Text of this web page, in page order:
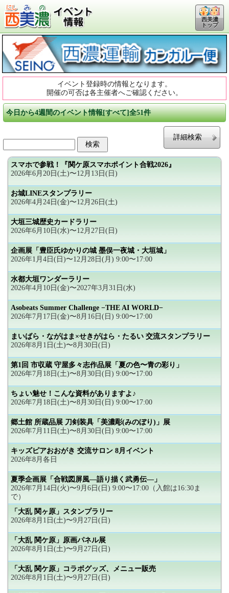
西美濃
トップ
イベント登録時の情報となります。
開催の可否は各主催者へご確認ください。
今日から4週間のイベント情報[すべて]全51件
詳細検索
スマホで参戦！『関ケ原スマホポイント合戦2026』
2026年6月20日(土)〜12月13日(日)
お城LINEスタンプラリー
2026年4月24日(金)〜12月26日(土)
大垣三城歴史カードラリー
2026年6月10日(水)〜12月27日(日)
企画展「豊臣氏ゆかりの城 墨俣一夜城・大垣城」
2026年1月4日(日)〜12月28日(月) 9:00〜17:00
水都大垣ワンダーラリー
2026年4月10日(金)〜2027年3月31日(水)
Asobeats Summer Challenge −THE AI WORLD−
2026年7月17日(金)〜8月16日(日) 9:00〜17:00
まいばら・ながはま×せきがはら・たるい 交流スタンプラリー
2026年8月1日(土)〜8月30日(日)
第1回 市収蔵 守屋多々志作品展「夏の色〜青の彩り」
2026年7月18日(土)〜8月30日(日) 9:00〜17:00
ちょい魅せ！こんな資料がありますよ♪
2026年7月18日(土)〜8月30日(日) 9:00〜17:00
郷土館 所蔵品展 刀剣装具「美濃彫(みのぼり)」展
2026年7月11日(土)〜8月30日(日) 9:00〜17:00
キッズピアおおがき 交流サロン 8月イベント
2026年8月各日
夏季企画展「合戦図屏風―語り描く武勇伝―」
2026年7月14日(火)〜9月6日(日) 9:00〜17:00（入館は16:30ま
で）
「大乱 関ヶ原」スタンプラリー
2026年8月1日(土)〜9月27日(日)
「大乱 関ケ原」原画パネル展
2026年8月1日(土)〜9月27日(日)
「大乱 関ケ原」コラボグッズ、メニュー販売
2026年8月1日(土)〜9月27日(日)